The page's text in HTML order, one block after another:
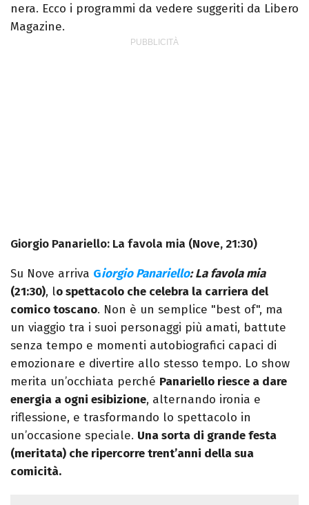
nera. Ecco i programmi da vedere suggeriti da Libero
Magazine.
Giorgio Panariello: La favola mia (Nove, 21:30)
Su Nove arriva Giorgio Panariello: La favola mia
(21:30), lo spettacolo che celebra la carriera del
comico toscano. Non è un semplice "best of", ma
un viaggio tra i suoi personaggi più amati, battute
senza tempo e momenti autobiografici capaci di
emozionare e divertire allo stesso tempo. Lo show
merita un’occhiata perché Panariello riesce a dare
energia a ogni esibizione, alternando ironia e
riflessione, e trasformando lo spettacolo in
un’occasione speciale. Una sorta di grande festa
(meritata) che ripercorre trent’anni della sua
comicità.